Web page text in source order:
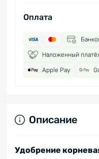
Оплата
Наложенный
Apple Pay
Описание
Удобрение